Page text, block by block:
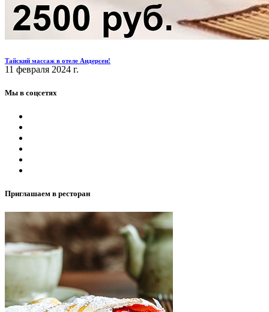
Тайский массаж в отеле Андерсен!
11 февраля 2024 г.
Мы в соцсетях
Приглашаем в ресторан